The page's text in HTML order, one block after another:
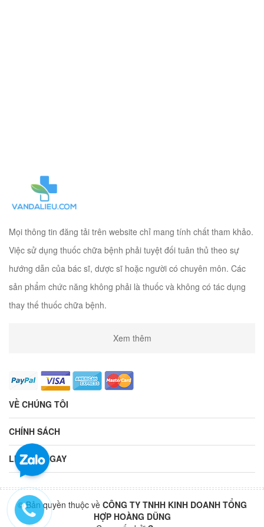
Mọi thông tin đăng tải trên website chỉ mang tính chất tham khảo.
Việc sử dụng thuốc chữa bệnh phải tuyệt đối tuân thủ theo sự
hướng dẫn của bác sĩ, dược sĩ hoặc người có chuyên môn. Các
sản phẩm chức năng không phải là thuốc và không có tác dụng
thay thế thuốc chữa bệnh.
Xem thêm
VỀ CHÚNG TÔI
CHÍNH SÁCH
LIÊN HỆ NGAY
© Bản quyền thuộc về CÔNG TY TNHH KINH DOANH TỔNG
HỢP HOÀNG DŨNG